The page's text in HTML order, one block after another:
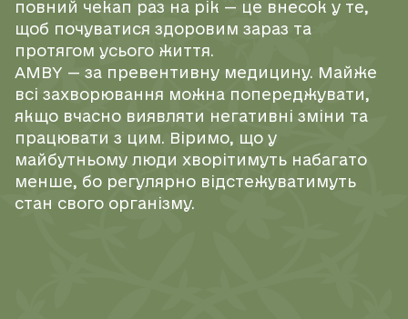
Психіатрія
Психотерапія
Пульмонологія
Реабілітація
повний чекап раз на рік — це внесок у те,
щоб почуватися здоровим зараз та
протягом усього життя.
AMBY — за превентивну медицину. Майже
всі захворювання можна попереджувати,
якщо вчасно виявляти негативні зміни та
працювати з цим. Віримо, що у
майбутньому люди хворітимуть набагато
менше, бо регулярно відстежуватимуть
стан свого організму.